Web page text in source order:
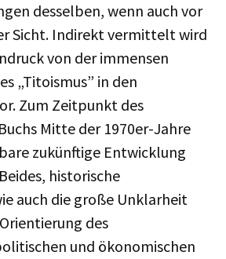
desselben, wenn auch vor
Sicht. Indirekt vermittelt wird
von der immensen
„Titoismus” in den
Zum Zeitpunkt des
Mitte der 1970er-Jahre
zukünftige Entwicklung
historische
auch die große Unklarheit
des
und ökonomischen